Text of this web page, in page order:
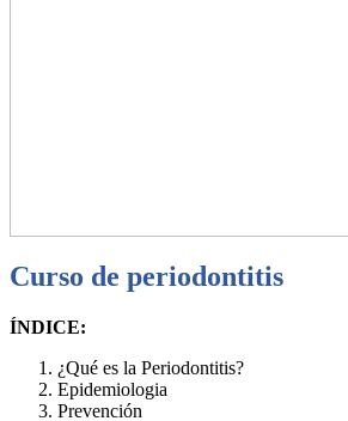
Curso de periodontitis
ÍNDICE:
¿Qué es la Periodontitis?
Epidemiologia
Prevención